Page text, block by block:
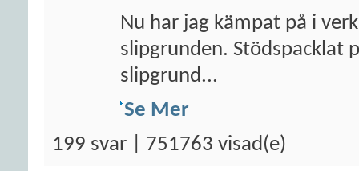
Nu har jag kämpat på i
slipgrunden. Stödspacklat
slipgrund...
Se Mer
199 svar | 751763 visad(e)